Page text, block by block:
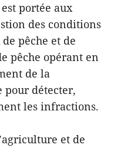
portée aux
des conditions
pêche et de
pêche opérant en
de la
pour détecter,
les infractions.
et de